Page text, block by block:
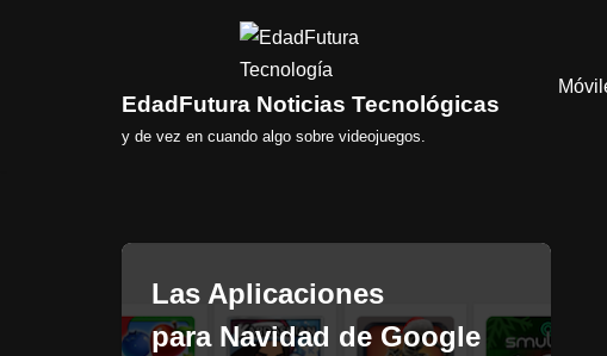
EdadFutura Noticias Tecnológicas
y de vez en cuando algo sobre videojuegos.
Las Aplicaciones
para Navidad de Google